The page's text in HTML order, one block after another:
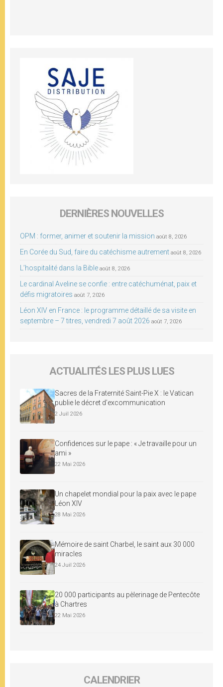
DERNIÈRES NOUVELLES
OPM : former, animer et soutenir la mission août 8, 2026
En Corée du Sud, faire du catéchisme autrement août 8, 2026
L’hospitalité dans la Bible août 8, 2026
Le cardinal Aveline se confie : entre catéchuménat, paix et
défis migratoires août 7, 2026
Léon XIV en France : le programme détaillé de sa visite en
septembre – 7 titres, vendredi 7 août 2026 août 7, 2026
ACTUALITÉS LES PLUS LUES
Sacres de la Fraternité Saint-Pie X : le Vatican
publie le décret d’excommunication
2 Juil 2026
Confidences sur le pape : « Je travaille pour un
ami »
22 Mai 2026
Un chapelet mondial pour la paix avec le pape
Léon XIV
28 Mai 2026
Mémoire de saint Charbel, le saint aux 30 000
miracles
24 Juil 2026
20 000 participants au pèlerinage de Pentecôte
à Chartres
22 Mai 2026
CALENDRIER